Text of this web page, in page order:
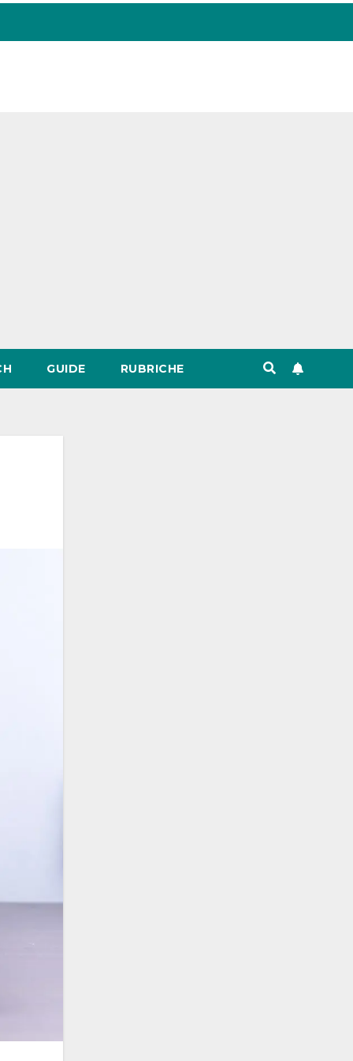
GUIDE RUBRICHE